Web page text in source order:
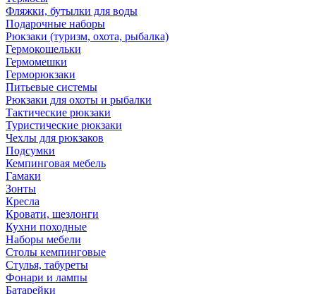
Фляжки, бутылки для воды
Подарочные наборы
Рюкзаки (туризм, охота, рыбалка)
Гермокошельки
Гермомешки
Герморюкзаки
Питьевые системы
Рюкзаки для охоты и рыбалки
Тактические рюкзаки
Туристические рюкзаки
Чехлы для рюкзаков
Подсумки
Кемпинговая мебель
Гамаки
Зонты
Кресла
Кровати, шезлонги
Кухни походные
Наборы мебели
Столы кемпинговые
Стулья, табуреты
Фонари и лампы
Батарейки